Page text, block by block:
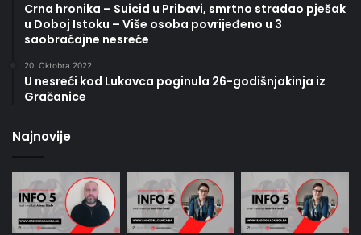
Crna hronika – Suicid u Pribavi, smrtno stradao pješak
u Doboj Istoku – Više osoba povrijeđeno u 3
saobraćajne nesreće
20. Oktobra 2022.
U nesreći kod Lukavca poginula 26-godišnjakinja iz
Gračanice
Najnovije